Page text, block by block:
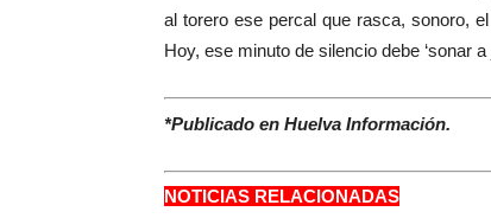
al torero ese percal que rasca, sonoro,
Hoy, ese minuto de silencio debe ‘sonar
*Publicado en Huelva Información.
NOTICIAS RELACIONADAS